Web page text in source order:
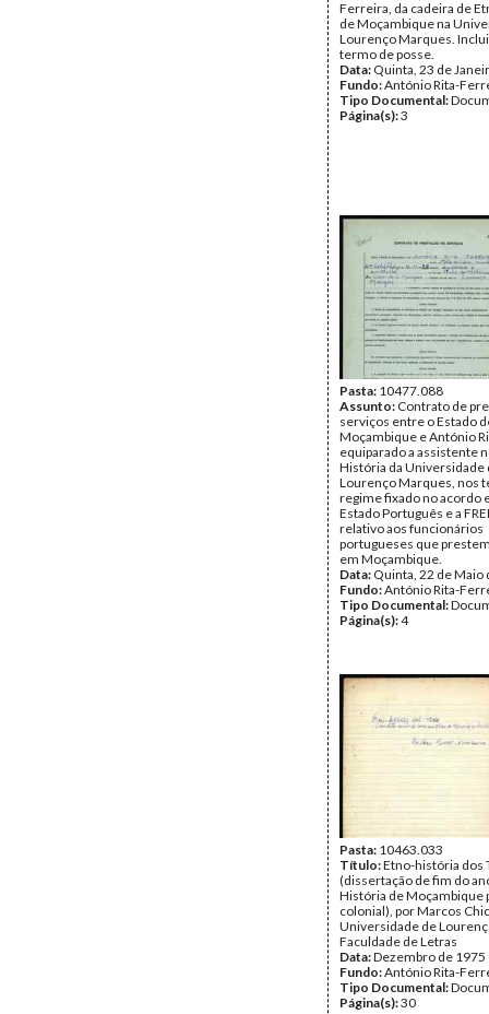
Ferreira, da cadeira de
de Moçambique na
Lourenço Marques.
termo de posse.
Data: Quinta, 23 de
Fundo:António Rita-
Tipo Documental:
Página(s):3
Pasta: 10477.088
Assunto: Contrato de
serviços entre o Estado
Moçambique e António
equiparado a assistente
História da Universidade
Lourenço Marques, nos
regime fixado no acordo
Estado Português e a
relativo aos funcionários
portugueses que
em Moçambique.
Data: Quinta, 22 de Maio
Fundo:António Rita-
Tipo Documental:
Página(s):4
Pasta: 10463.033
Título:Etno-história dos
(dissertação de fim do
História de Moçambique
colonial), por Marcos
Universidade de
Faculdade de Letras
Data:Dezembro de 1975
Fundo:António Rita-
Tipo Documental:
Página(s):30